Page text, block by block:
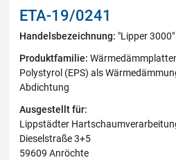
ETA-19/0241
Handelsbezeichnung: "Lipper 3000"
Produktfamilie:
Polystyrol (EPS) als
Abdichtung
Ausgestellt für:
Lippstädter
Dieselstraße 3+5
59609 Anröchte